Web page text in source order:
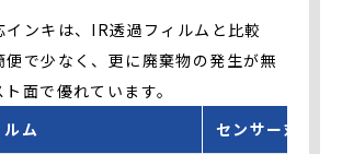
インキは、IR透過フィルムと比較
便で少なく、更に廃棄物の発生が無
面で優れています。
ム
センサー対応イ